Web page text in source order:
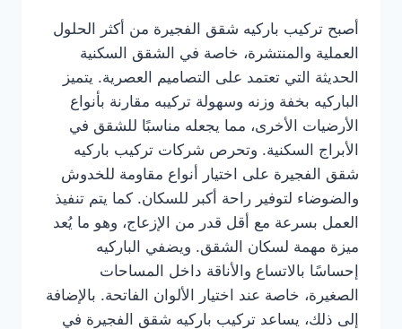
أصبح تركيب باركيه شقق الفجيرة من أكثر الحلول
العملية والمنتشرة، خاصة في الشقق السكنية
الحديثة التي تعتمد على التصاميم العصرية. يتميز
الباركيه بخفة وزنه وسهولة تركيبه مقارنة بأنواع
الأرضيات الأخرى، مما يجعله مناسبًا للشقق في
الأبراج السكنية. وتحرص شركات تركيب باركيه
شقق الفجيرة على اختيار أنواع مقاومة للخدوش
والضوضاء لتوفير راحة أكبر للسكان. كما يتم تنفيذ
العمل بسرعة مع أقل قدر من الإزعاج، وهو ما يُعد
ميزة مهمة لسكان الشقق. ويضفي الباركيه
إحساسًا بالاتساع والأناقة داخل المساحات
الصغيرة، خاصة عند اختيار الألوان الفاتحة. بالإضافة
إلى ذلك، يساعد تركيب باركيه شقق الفجيرة في